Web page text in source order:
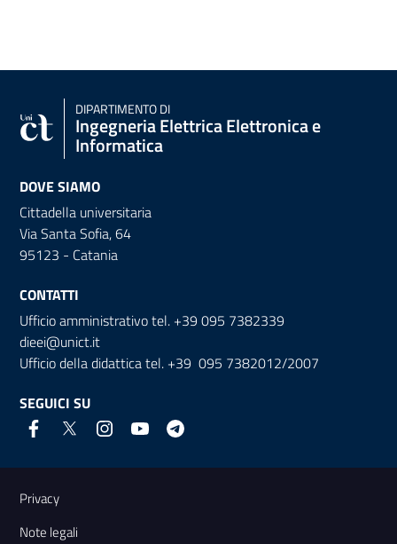
DIPARTIMENTO DI
Ingegneria Elettrica Elettronica e
Informatica
DOVE SIAMO
Cittadella universitaria
Via Santa Sofia, 64
95123 - Catania
CONTATTI
Ufficio amministrativo tel. +39 095 7382339
dieei@unict.it
Ufficio della didattica tel. +39 095 7382012/2007
SEGUICI SU
Link e informazioni utili
Privacy
Note legali